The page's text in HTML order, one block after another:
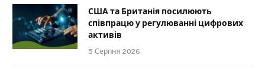
США та Британія посилюють
співпрацю у регулюванні цифрових
активів
5 Серпня 2026